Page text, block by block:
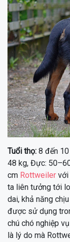
Tuổi thọ: 8 đến
48 kg, Đực:
cm Rottweiler với
ta liên tưởng tới
dai, khả năng
được sử dụng
chú chó nghiệp
là lý do mà